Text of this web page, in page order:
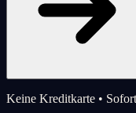
Keine Kreditkarte •